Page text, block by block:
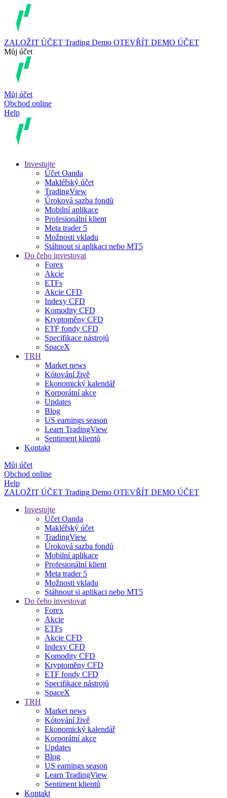
ZALOŽIT ÚČET Trading Demo OTEVŘÍT DEMO ÚČET
Můj účet
Můj účet
Obchod online
Help
Investujte
Účet Oanda
Makléřský účet
TradingView
Úroková sazba fondů
Mobilní aplikace
Profesionální klient
Meta trader 5
Možnosti vkladu
Stáhnout si aplikaci nebo MT5
Do čeho investovat
Forex
Akcie
ETFs
Akcie CFD
Indexy CFD
Komodity CFD
Kryptoměny CFD
ETF fondy CFD
Specifikace nástrojů
SpaceX
TRH
Market news
Kótování živě
Ekonomický kalendář
Korporátní akce
Updates
Blog
US earnings season
Learn TradingView
Sentiment klientů
Kontakt
Můj účet
Obchod online
Help
ZALOŽIT ÚČET Trading Demo OTEVŘÍT DEMO ÚČET
Investujte
Účet Oanda
Makléřský účet
TradingView
Úroková sazba fondů
Mobilní aplikace
Profesionální klient
Meta trader 5
Možnosti vkladu
Stáhnout si aplikaci nebo MT5
Do čeho investovat
Forex
Akcie
ETFs
Akcie CFD
Indexy CFD
Komodity CFD
Kryptoměny CFD
ETF fondy CFD
Specifikace nástrojů
SpaceX
TRH
Market news
Kótování živě
Ekonomický kalendář
Korporátní akce
Updates
Blog
US earnings season
Learn TradingView
Sentiment klientů
Kontakt